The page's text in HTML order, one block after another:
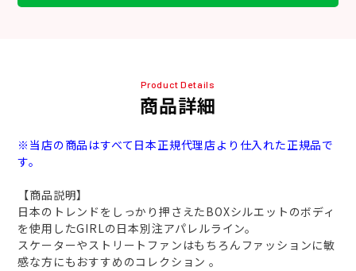
Product Details
商品詳細
※当店の商品はすべて日本正規代理店より仕入れた正規品で
す。
【商品説明】
日本のトレンドをしっかり押さえたBOXシルエットのボディ
を使用したGIRLの日本別注アパレルライン。
スケーターやストリートファンはもちろんファッションに敏
感な方にもおすすめのコレクション 。